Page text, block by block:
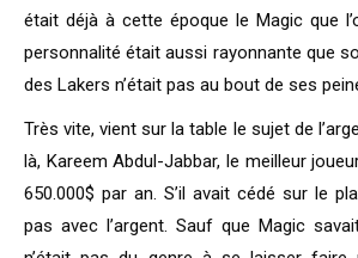
était déjà à cette époque le Magic que
personnalité était aussi rayonnante que
des Lakers n’était pas au bout de ses
Très vite, vient sur la table le sujet de
là, Kareem Abdul-Jabbar, le meilleur
650.000$ par an. S’il avait cédé sur le
pas avec l’argent. Sauf que Magic